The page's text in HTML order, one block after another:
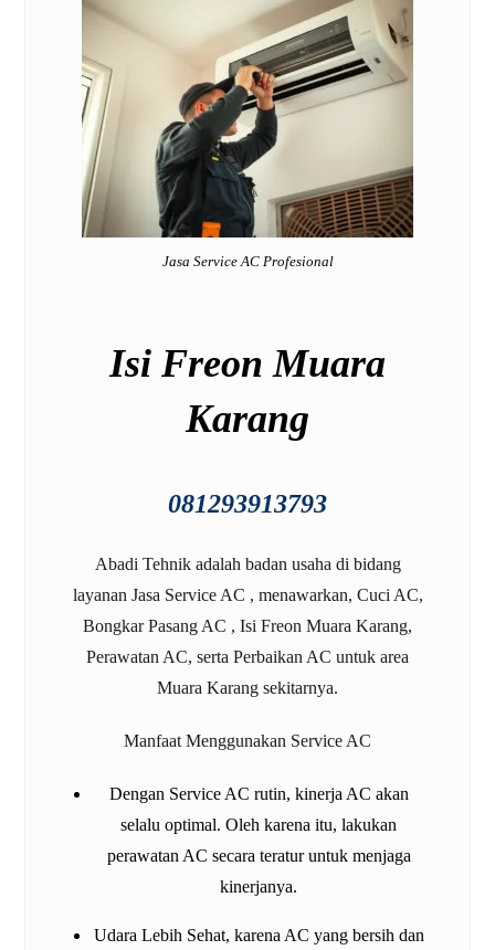
Jasa Service AC Profesional
Isi Freon Muara
Karang
081293913793
Abadi Tehnik adalah badan usaha di bidang
layanan Jasa Service AC , menawarkan, Cuci AC,
Bongkar Pasang AC , Isi Freon Muara Karang,
Perawatan AC, serta Perbaikan AC untuk area
Muara Karang sekitarnya.
Manfaat Menggunakan Service AC
Dengan Service AC rutin, kinerja AC akan
selalu optimal. Oleh karena itu, lakukan
perawatan AC secara teratur untuk menjaga
kinerjanya.
Udara Lebih Sehat, karena AC yang bersih dan